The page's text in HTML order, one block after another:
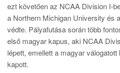
ezt követően az NCAA Division I-
a Northern Michigan University és
védte. Pályafutása során több
első magyar kapus, aki NCAA
lépett, emellett a magyar
kapott.